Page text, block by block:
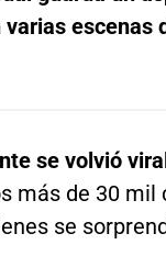
escenas
se volvió
más de 30
se